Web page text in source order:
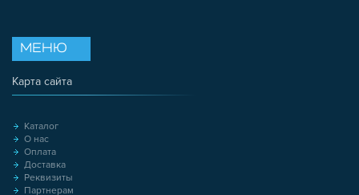
МЕНЮ
Карта сайта
Каталог
О нас
Оплата
Доставка
Реквизиты
Партнерам